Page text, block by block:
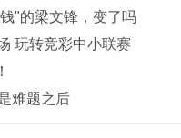
"的梁文锋，变了吗
玩转竞彩中小联赛
难题之后